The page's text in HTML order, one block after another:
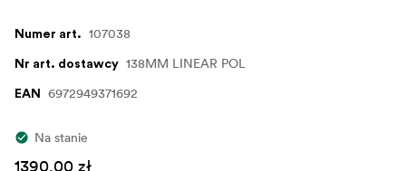
Numer art. 107038
Nr art. dostawcy 138MM LINEAR POL
EAN 6972949371692
Na stanie
1390,00 zł